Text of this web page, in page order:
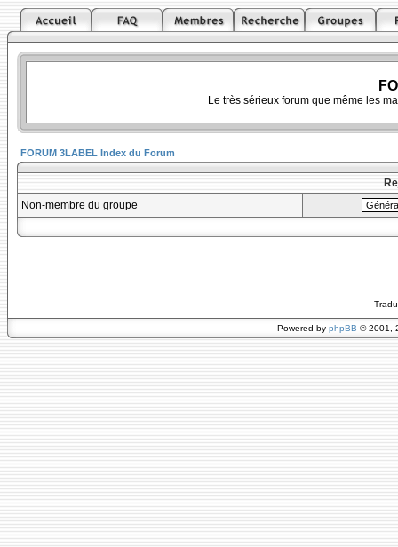
Le très sérieux forum que même les
FORUM 3LABEL Index du Forum
Non-membre du groupe
Powered by phpBB © 2001,